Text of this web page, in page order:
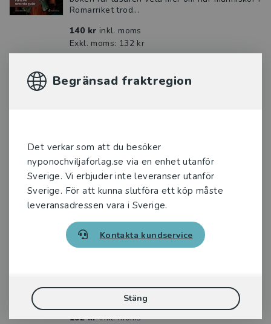
Begränsad fraktregion
Det verkar som att du besöker
nyponochviljaforlag.se via en enhet utanför
Sverige. Vi erbjuder inte leveranser utanför
Sverige. För att kunna slutföra ett köp måste
leveransadressen vara i Sverige.
Kontakta kundservice
Stäng
Romarriket trod...
140 kr inkl. moms
Exkl. moms: 132 kr
Koll på Palmemordet
världen. Trots det är det i dag, 40 år senare,
ingen som sitter...
164 krinkl. moms
Exkl. moms: 155 kr
Dramat på Norrmalmstorg
Hardenborg, Fredrik
Stockholm. Han har klätt ut sig till terrorist
och har en kpist ...
192 krinkl. moms